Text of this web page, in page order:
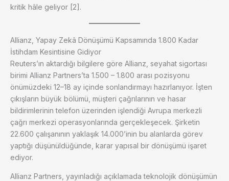
kritik hâle geliyor [2].
Allianz, Yapay Zekâ Dönüşümü Kapsamında 1.800 Kadar
İstihdam Kesintisine Gidiyor
Reuters’ın aktardığı bilgilere göre Allianz, seyahat sigortası
birimi Allianz Partners’ta 1.500 – 1.800 arası pozisyonu
önümüzdeki 12–18 ay içinde sonlandırmayı hazırlanıyor. İşten
çıkışların büyük bölümü, müşteri çağrılarının ve hasar
bildirimlerinin telefon üzerinden işlendiği Avrupa merkezli
çağrı merkezi operasyonlarında gerçekleşecek. Şirketin
22.600 çalışanının yaklaşık 14.000’inin bu alanlarda görev
yaptığı düşünüldüğünde, karar yapısal bir dönüşümü işaret
ediyor.
Allianz Partners, yayınladığı açıklamada teknolojik dönüşümün